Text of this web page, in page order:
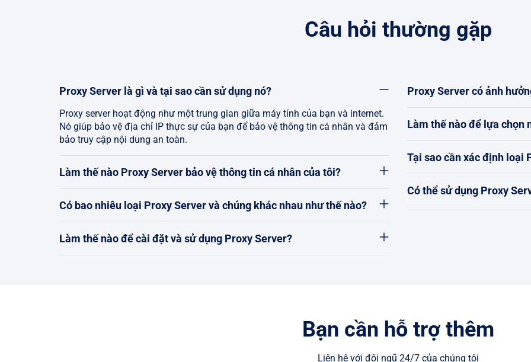
Câu hỏi thường gặp
Proxy Server là gì và tại sao cần sử dụng nó?
Proxy server hoạt động như một trung gian giữa máy tính của bạn và internet.
Nó giúp bảo vệ địa chỉ IP thực sự của bạn để bảo vệ thông tin cá nhân và đảm
bảo truy cập nội dung an toàn.
Làm thế nào Proxy Server bảo vệ thông tin cá nhân của tôi?
Có bao nhiêu loại Proxy Server và chúng khác nhau như thế nào?
Làm thế nào để cài đặt và sử dụng Proxy Server?
Proxy Server có ảnh
Làm thế nào để lựa chọn
Tại sao cần xác định loại
Có thể sử dụng Proxy
Bạn cần hỗ trợ thêm
Liên hệ với đội ngũ 24/7 của chúng tôi